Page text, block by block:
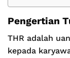
Pengertian
THR adalah
kepada